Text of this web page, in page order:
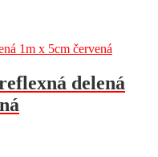
delená